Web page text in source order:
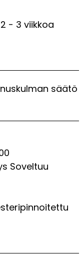
2 - 3 viikkoa
säätö
Soveltuu